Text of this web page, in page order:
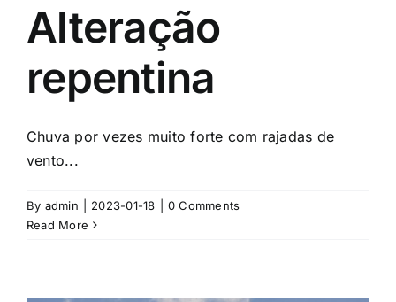
F.A.Q.
Alteração
repentina
Chuva por vezes muito forte com rajadas de
vento...
By admin 2023-01-18
0 Comments
Read More